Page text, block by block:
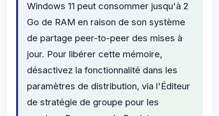
Windows 11 peut consommer jusqu'à 2
Go de RAM en raison de son système
de partage peer-to-peer des mises à
jour. Pour libérer cette mémoire,
désactivez la fonctionnalité dans les
paramètres de distribution, via l'Éditeur
de stratégie de groupe pour les